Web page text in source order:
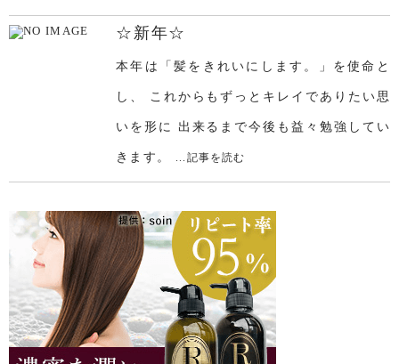
☆新年☆
本年は「髪をきれいにします。」を使命と
し、 これからもずっとキレイでありたい思
いを形に 出来るまで今後も益々勉強してい
きます。 ...記事を読む